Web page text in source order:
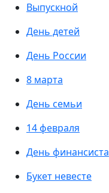
Выпускной
День детей
День России
8 марта
День семьи
14 февраля
День финансиста
Букет невесте